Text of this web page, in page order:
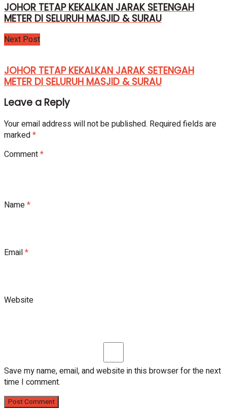
JOHOR TETAP KEKALKAN JARAK SETENGAH
METER DI SELURUH MASJID & SURAU
Next Post
JOHOR TETAP KEKALKAN JARAK SETENGAH
METER DI SELURUH MASJID & SURAU
Leave a Reply
Your email address will not be published. Required fields are
marked*
Comment*
Name*
Email*
Website
Save my name, email, and website in this browser for the next
time I comment.